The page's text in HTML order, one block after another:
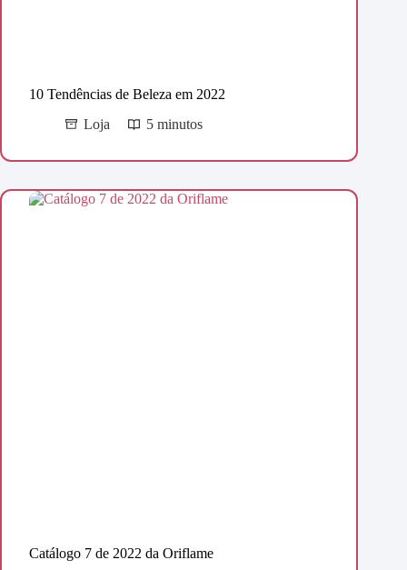
10 Tendências de Beleza em 2022
Loja
5 minutos
Catálogo 7 de 2022 da Oriflame